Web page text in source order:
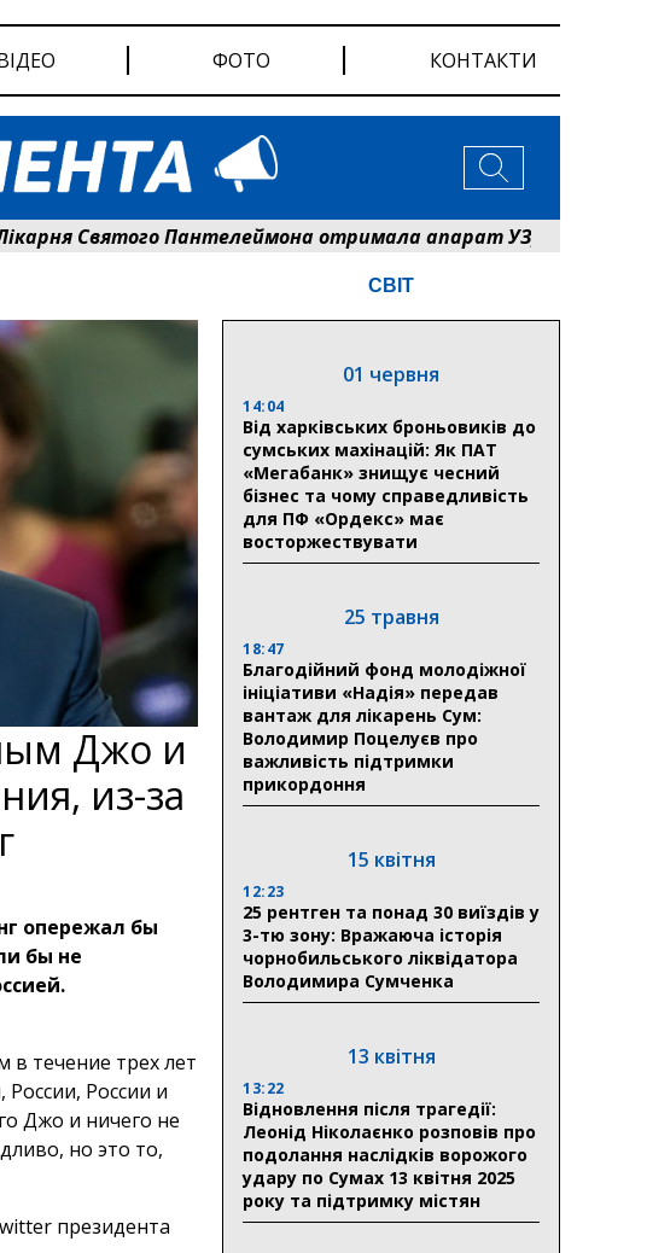
ФОТО КОНТАКТИ
Святого Пантелеймона отримала апарат УЗД та обладнання
Джо и
из-за
опережал бы
бы не
в течение трех лет
России и
Джо и ничего не
но это то,
СВІТ
01 червня
14:04
Від харківських броньовиків до
сумських махінацій: Як ПАТ
«Мегабанк» знищує чесний
бізнес та чому справедливість
для ПФ «Ордекс» має
восторжествувати
25 травня
18:47
Благодійний фонд молодіжної
ініціативи «Надія» передав
вантаж для лікарень Сум:
Володимир Поцелуєв про
важливість підтримки
прикордоння
15 квітня
12:23
25 рентген та понад 30 виїздів у
3-тю зону: Вражаюча історія
чорнобильського ліквідатора
Володимира Сумченка
13 квітня
13:22
Відновлення після трагедії:
Леонід Ніколаєнко розповів про
подолання наслідків ворожого
удару по Сумах 13 квітня 2025
року та підтримку містян